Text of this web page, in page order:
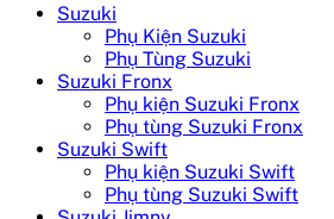
Suzuki
Phụ Kiện Suzuki
Phụ Tùng Suzuki
Suzuki Fronx
Phụ kiện Suzuki Fronx
Phụ tùng Suzuki Fronx
Suzuki Swift
Phụ kiện Suzuki Swift
Phụ tùng Suzuki Swift